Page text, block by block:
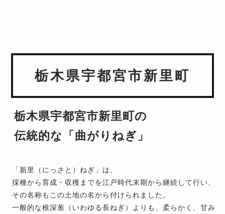
栃木県宇都宮市新里町
栃木県宇都宮市新里町の
伝統的な「曲がりねぎ」
「新里（にっさと）ねぎ」は、
採種から育成・収穫までを江戸時代末期から継続して行い、
その名称もこの土地の名から付けられました。
一般的な根深葱（いわゆる長ねぎ）よりも、柔らかく、甘み